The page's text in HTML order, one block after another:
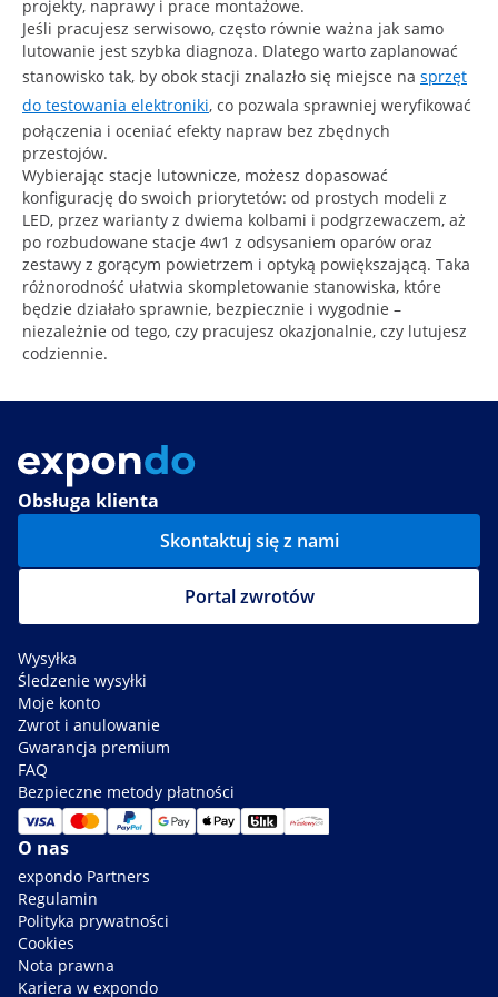
projekty, naprawy i prace montażowe.
Jeśli pracujesz serwisowo, często równie ważna jak samo
lutowanie jest szybka diagnoza. Dlatego warto zaplanować
stanowisko tak, by obok stacji znalazło się miejsce na sprzęt
do testowania elektroniki, co pozwala sprawniej weryfikować
połączenia i oceniać efekty napraw bez zbędnych
przestojów.
Wybierając stacje lutownicze, możesz dopasować
konfigurację do swoich priorytetów: od prostych modeli z
LED, przez warianty z dwiema kolbami i podgrzewaczem, aż
po rozbudowane stacje 4w1 z odsysaniem oparów oraz
zestawy z gorącym powietrzem i optyką powiększającą. Taka
różnorodność ułatwia skompletowanie stanowiska, które
będzie działało sprawnie, bezpiecznie i wygodnie –
niezależnie od tego, czy pracujesz okazjonalnie, czy lutujesz
codziennie.
Obsługa klienta
Skontaktuj się z nami
Portal zwrotów
Wysyłka
Śledzenie wysyłki
Moje konto
Zwrot i anulowanie
Gwarancja premium
FAQ
Bezpieczne metody płatności
O nas
expondo Partners
Regulamin
Polityka prywatności
Cookies
Nota prawna
Kariera w expondo